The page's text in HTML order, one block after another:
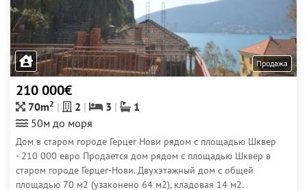
Продажа
210 000€
70m2 2 3
1
50м до моря
Дом в старом городе Герцег Нови рядом с площадью Шквер
- 210 000 евро Продается дом рядом с площадью Шквер в
старом городе Герцег-Нови. Двухэтажный дом с общей
площадью 70 м2 (узаконено 64 м2), кладовая 14 м2.